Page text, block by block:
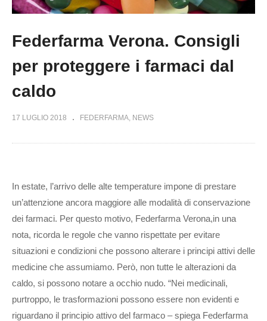
Federfarma Verona. Consigli
per proteggere i farmaci dal
caldo
17 LUGLIO 2018 FEDERFARMA NEWS
In estate, l’arrivo delle alte temperature impone di prestare
un’attenzione ancora maggiore alle modalità di conservazione
dei farmaci. Per questo motivo, Federfarma Verona,in una
nota, ricorda le regole che vanno rispettate per evitare
situazioni e condizioni che possono alterare i principi attivi delle
medicine che assumiamo. Però, non tutte le alterazioni da
caldo, si possono notare a occhio nudo. “Nei medicinali,
purtroppo, le trasformazioni possono essere non evidenti e
riguardano il principio attivo del farmaco – spiega Federfarma